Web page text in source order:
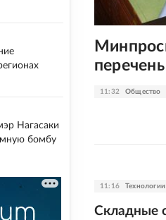
11:32 Общество
11:16 Технологии
Складные
Нагасаки
бомбу